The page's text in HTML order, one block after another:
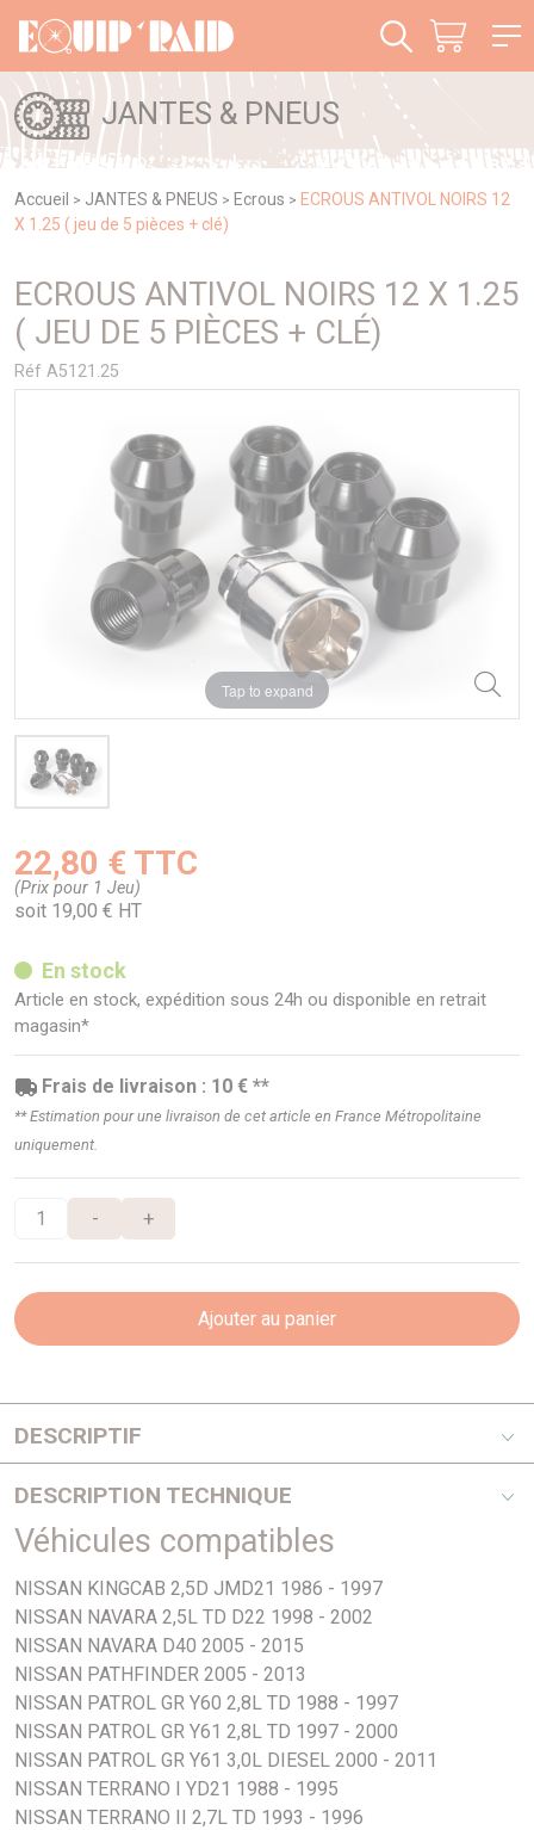
JANTES & PNEUS
Accueil > JANTES & PNEUS > Ecrous > ECROUS ANTIVOL NOIRS 12
X 1.25 ( jeu de 5 pièces + clé)
ECROUS ANTIVOL NOIRS 12 X 1.25
( JEU DE 5 PIÈCES + CLÉ)
Réf A5121.25
Tap to expand
22,80 € TTC
(Prix pour 1 Jeu)
soit 19,00 € HT
En stock
Article en stock, expédition sous 24h ou disponible en retrait
magasin*
Frais de livraison : 10 € **
** Estimation pour une livraison de cet article en France Métropolitaine
uniquement.
- +
Ajouter au panier
DESCRIPTIF
pour renforcer la protection des roues de votre véhicule
contre les tentatives de vol.
Ces écrous antivol remplacent une partie de la visserie de
roue d’origine et nécessitent une clé spécifique pour le
montage et le démontage. Ils apportent une solution simple,
discrète et efficace pour sécuriser vos roues, notamment
sur les 4x4, véhicules préparés et véhicules de voyage
équipés de jantes à forte valeur.
Le jeu de 5 pièces permet de sécuriser les 4 roues du
véhicule ainsi que la roue de secours.
DESCRIPTION TECHNIQUE
Jeu de 5 écrous antivol
Portée conique 60°
Finition : noire
Clé spécifique fournie
Compatible avec nos modèles de jantes acier et
aluminium
Permet de sécuriser les 4 roues + la roue de secours
Ne convient pas aux jantes aluminium d’origine
Unité de vente : jeu
Véhicules compatibles
NISSAN KINGCAB 2,5D JMD21 1986 - 1997
NISSAN NAVARA 2,5L TD D22 1998 - 2002
NISSAN NAVARA D40 2005 - 2015
NISSAN PATHFINDER 2005 - 2013
NISSAN PATROL GR Y60 2,8L TD 1988 - 1997
NISSAN PATROL GR Y61 2,8L TD 1997 - 2000
NISSAN PATROL GR Y61 3,0L DIESEL 2000 - 2011
NISSAN TERRANO I YD21 1988 - 1995
NISSAN TERRANO II 2,7L TD 1993 - 1996
Panneau de gestion des cookies